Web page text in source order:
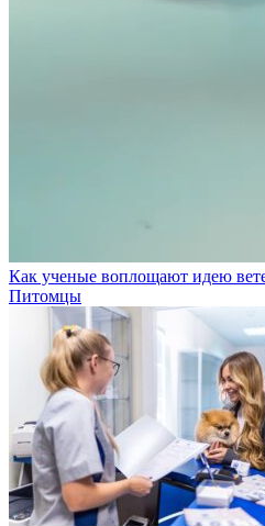
Как ученые воплощают идею
Питомцы